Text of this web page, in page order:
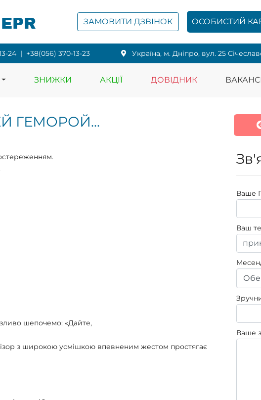
ЗАМОВИТИ ДЗВІНОК ОСОБИСТИЙ
24 | +38(056) 370-13-23 Українa, м. Дніпро, вул. 25
ЗНИЖКИ АКЦІЇ ДОВІДНИК
ГЕМОРОЙ...
шепочемо: «Дайте,
з широкою усмішкою впевненим жестом простягає
Ваше
Ваш
Ваше